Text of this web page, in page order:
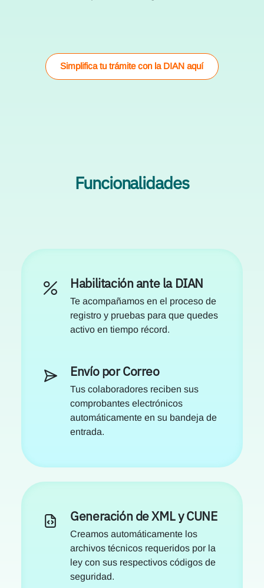
Simplifica tu trámite con la DIAN aquí
Funcionalidades
Habilitación ante la DIAN
Te acompañamos en el proceso de
registro y pruebas para que quedes
activo en tiempo récord.
Envío por Correo
Tus colaboradores reciben sus
comprobantes electrónicos
automáticamente en su bandeja de
entrada.
Generación de XML y CUNE
Creamos automáticamente los
archivos técnicos requeridos por la
ley con sus respectivos códigos de
seguridad.